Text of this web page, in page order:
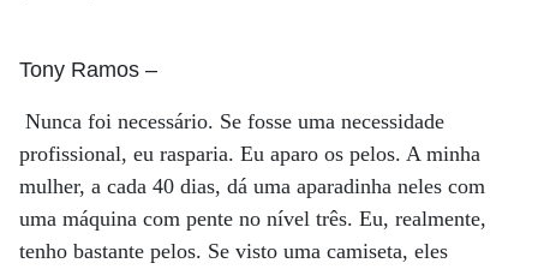
Tony Ramos –
Nunca foi necessário. Se fosse uma necessidade
profissional, eu rasparia. Eu aparo os pelos. A minha
mulher, a cada 40 dias, dá uma aparadinha neles com
uma máquina com pente no nível três. Eu, realmente,
tenho bastante pelos. Se visto uma camiseta, eles